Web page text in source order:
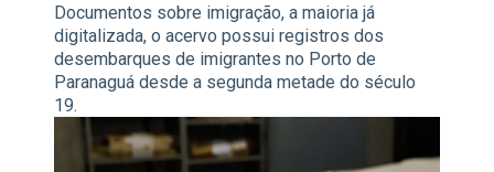
Documentos sobre imigração, a maioria já
digitalizada, o acervo possui registros dos
desembarques de imigrantes no Porto de
Paranaguá desde a segunda metade do século
19.